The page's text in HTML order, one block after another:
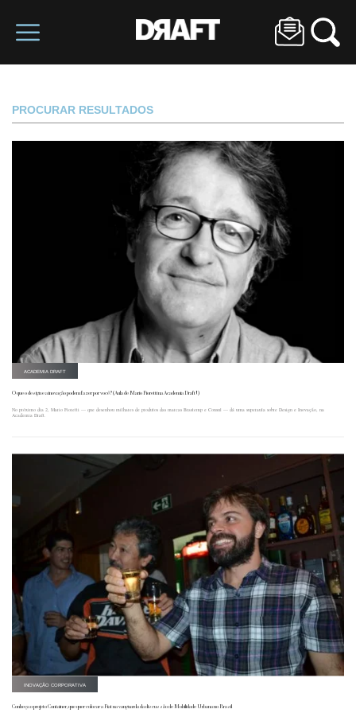
PROCURAR RESULTADOS
ACADEMIA DRAFT
O que o design e a inovação podem fazer por você? (Aula de Mario Fioretti na Academia Draft!)
No próximo dia 2, Mario Fioretti — que desenhou milhares de produtos das marcas Brastemp e Consul — dá uma superaula sobre Design e Inovação, na
Academia Draft.
INOVAÇÃO CORPORATIVA
Conheça o projeto Container, que quer colocar a Fiat na vanguarda da discussão de Mobilidade Urbana no Brasil